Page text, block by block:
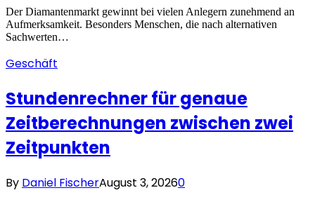
Der Diamantenmarkt gewinnt bei vielen Anlegern zunehmend an
Aufmerksamkeit. Besonders Menschen, die nach alternativen
Sachwerten…
Geschäft
Stundenrechner für genaue
Zeitberechnungen zwischen zwei
Zeitpunkten
By Daniel FischerAugust 3, 20260